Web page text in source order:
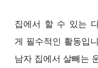
집에서 할 수 있는
게 필수적인 활동입
남자 집에서 살빼는